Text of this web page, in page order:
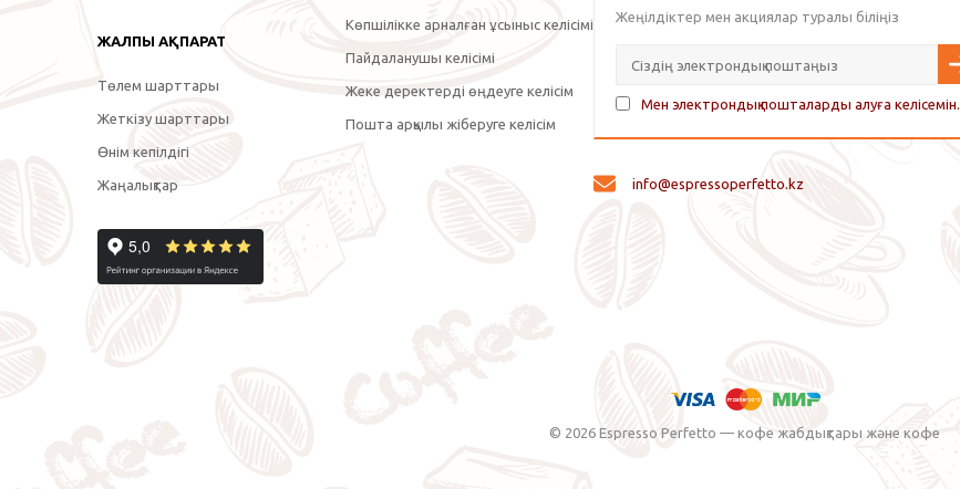
ЖАЛПЫ АҚПАРАТ
Төлем шарттары
Жеткізу шарттары
Өнім кепілдігі
Жаңалықтар
Көпшілікке арналған ұсыныс келісімі
Пайдаланушы келісімі
Жеке деректерді өңдеуге келісім
Пошта арқылы жіберуге келісім
Жеңілдіктер мен акциялар туралы біліңіз
Мен электрондық пошталарды алуға келісемін.
info@espressoperfetto.kz
© 2026 Espresso Perfetto — кофе жабдықтары және кофе